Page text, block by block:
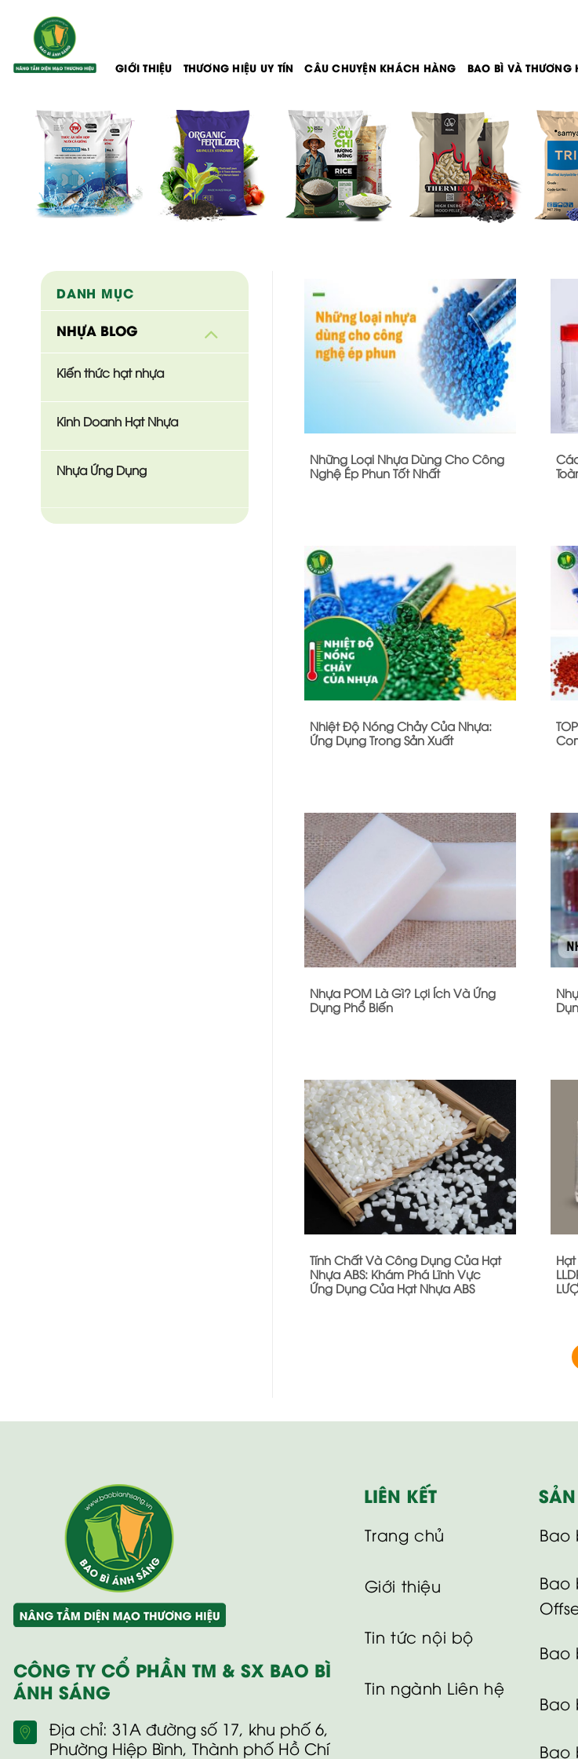
dung
GIỚI THIỆU THƯƠNG HIỆU UY TÍN CÂU CHUYỆN KHÁCH HÀNG BAO BÌ VÀ THƯƠNG
DANH MỤC
NHỰA BLOG
Kiến thức hạt nhựa
Kinh Doanh Hạt Nhựa
Nhựa Ứng Dụng
Những Loại Nhựa Dùng Cho Công
Nghệ Ép Phun Tốt Nhất
Nhiệt Độ Nóng Chảy Của Nhựa:
Ứng Dụng Trong Sản Xuất
Nhựa POM Là Gì? Lợi Ích Và Ứng
Dụng Phổ Biến
Tính Chất Và Công Dụng Của Hạt
Nhựa ABS: Khám Phá Lĩnh Vực
Ứng Dụng Của Hạt Nhựa ABS
Hạt
CÔNG TY CỔ PHẦN TM & SX BAO BÌ
ÁNH SÁNG
Địa chỉ: 31A đường số 17, khu phố 6,
Phường Hiệp Bình, Thành phố Hồ Chí
LIÊN KẾT
Trang chủ
Giới thiệu
Tin tức nội bộ
Tin ngành Liên hệ
Bao
Bao
Bao
Bao
Bao